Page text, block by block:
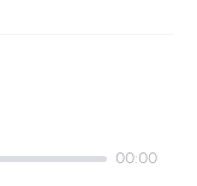
00:00